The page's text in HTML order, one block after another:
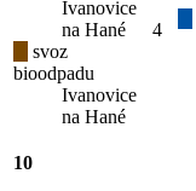
Ivanovice
na Hané
svoz
bioodpadu
Ivanovice
na Hané
4
10